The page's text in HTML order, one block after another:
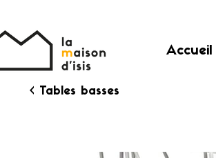
Accueil
< Tables basses